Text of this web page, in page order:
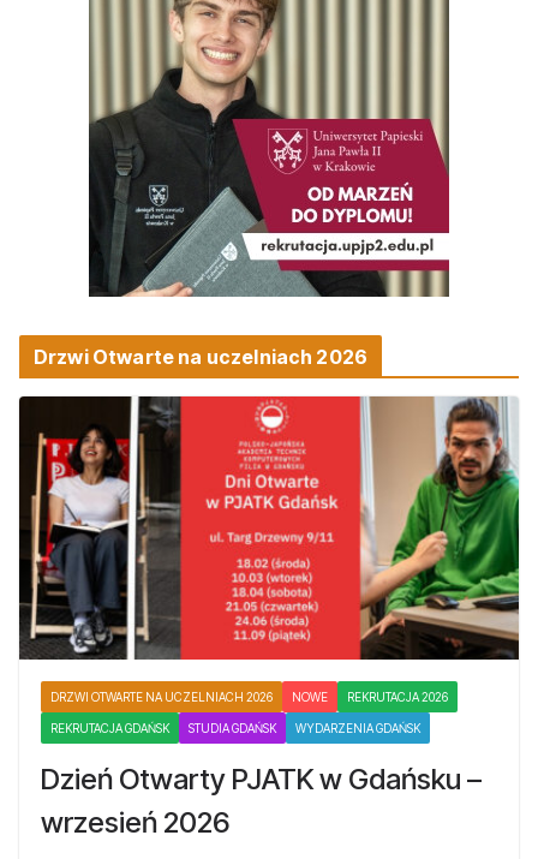
Drzwi Otwarte na uczelniach 2026
DRZWI OTWARTE NA UCZELNIACH 2026 NOWE REKRUTACJA 2026
REKRUTACJA GDAŃSK STUDIA GDAŃSK WYDARZENIA GDAŃSK
Dzień Otwarty PJATK w Gdańsku –
wrzesień 2026